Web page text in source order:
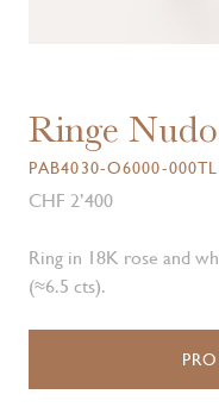
Ringe
PAB4030-O6000-000TL
CHF 2’400
Ring in 18K rose and
(≈6.5 cts).